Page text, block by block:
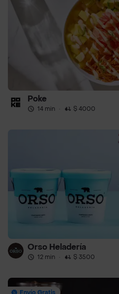
Poke
14 min · $ 4000
Orso Heladería
12 min · $ 3500